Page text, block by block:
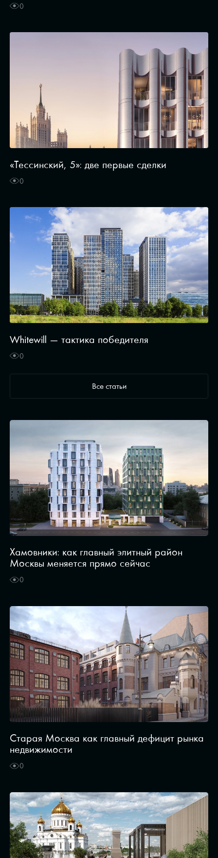
0
«Тессинский, 5»: две первые сделки
0
Whitewill — тактика победителя
0
Все статьи
Хамовники: как главный элитный район
Москвы меняется прямо сейчас
0
Старая Москва как главный дефицит рынка
недвижимости
0